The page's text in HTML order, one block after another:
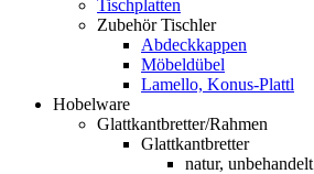
Tischplatten
Zubehör Tischler
Abdeckkappen
Möbeldübel
Lamello, Konus-Plattl
Hobelware
Glattkantbretter/Rahmen
Glattkantbretter
natur, unbehandelt